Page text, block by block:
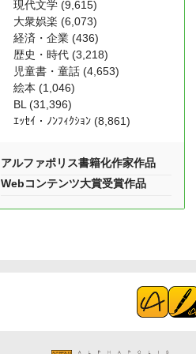
現代文学 (9,615)
大衆娯楽 (6,073)
経済・企業 (436)
歴史・時代 (3,218)
児童書・童話 (4,653)
絵本 (1,046)
BL (31,396)
ｴｯｾｲ・ﾉﾝﾌｨｸｼｮﾝ (8,861)
アルファポリス書籍化作家作品
Webコンテンツ大賞受賞作品